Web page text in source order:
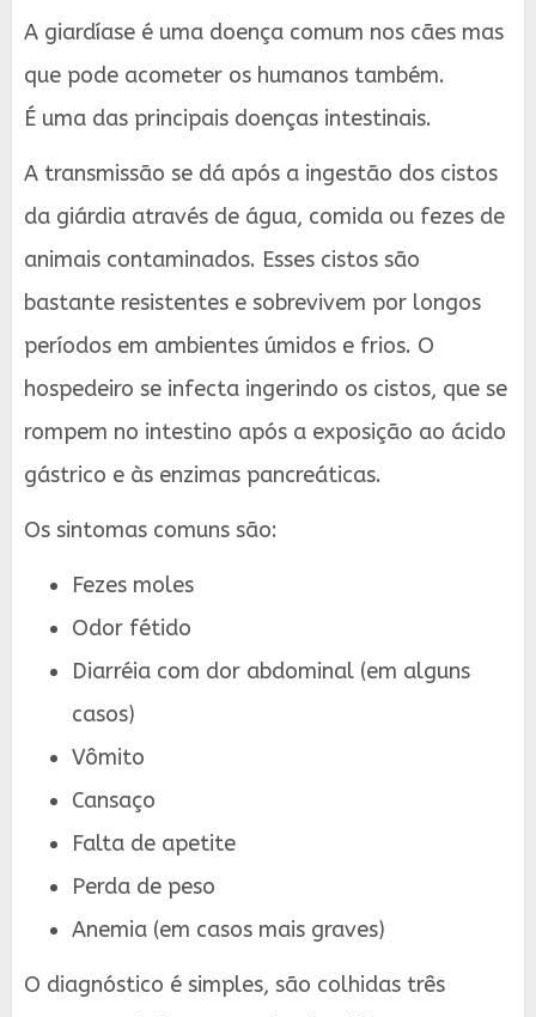
A giardíase é uma doença comum nos cães mas
que pode acometer os humanos também.
É uma das principais doenças intestinais.
A transmissão se dá após a ingestão dos cistos
da giárdia através de água, comida ou fezes de
animais contaminados. Esses cistos são
bastante resistentes e sobrevivem por longos
períodos em ambientes úmidos e frios. O
hospedeiro se infecta ingerindo os cistos, que se
rompem no intestino após a exposição ao ácido
gástrico e às enzimas pancreáticas.
Os sintomas comuns são:
Fezes moles
Odor fétido
Diarréia com dor abdominal (em alguns
casos)
Vômito
Cansaço
Falta de apetite
Perda de peso
Anemia (em casos mais graves)
O diagnóstico é simples, são colhidas três